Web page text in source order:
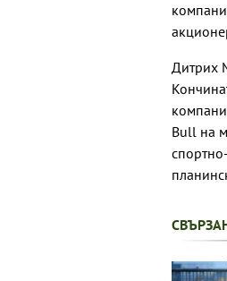
Дитрих
Bull на